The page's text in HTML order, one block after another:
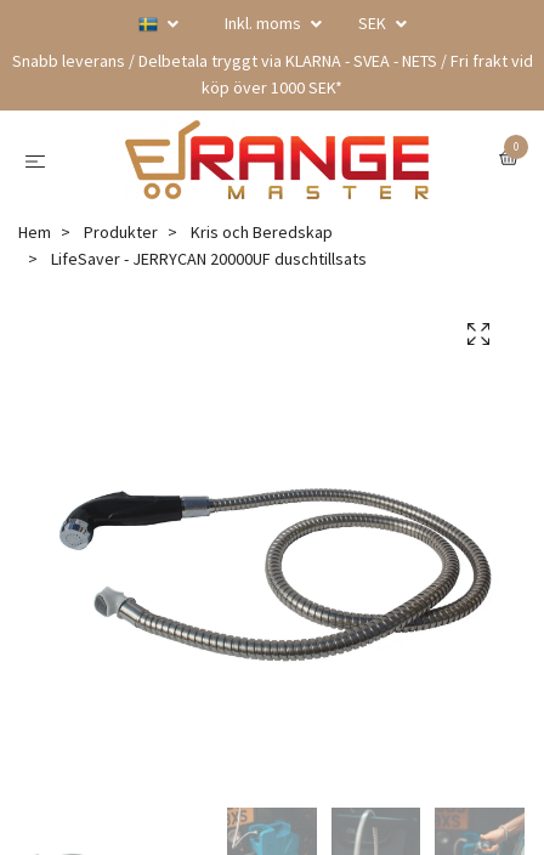
Inkl. moms
SEK
Snabb leverans / Delbetala tryggt via KLARNA - SVEA - NETS / Fri frakt vid
köp över 1000 SEK*
0
Hem Produkter
Kris och Beredskap
LifeSaver - JERRYCAN 20000UF duschtillsats